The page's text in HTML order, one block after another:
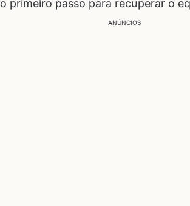
o primeiro passo para recuperar o
ANÚNCIOS